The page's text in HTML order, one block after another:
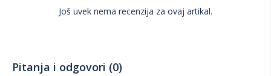
Još uvek nema recenzija za ovaj artikal.
Pitanja i odgovori (0)